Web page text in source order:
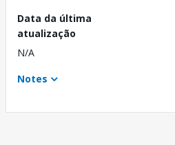
Data da última
atualização
N/A
Notes